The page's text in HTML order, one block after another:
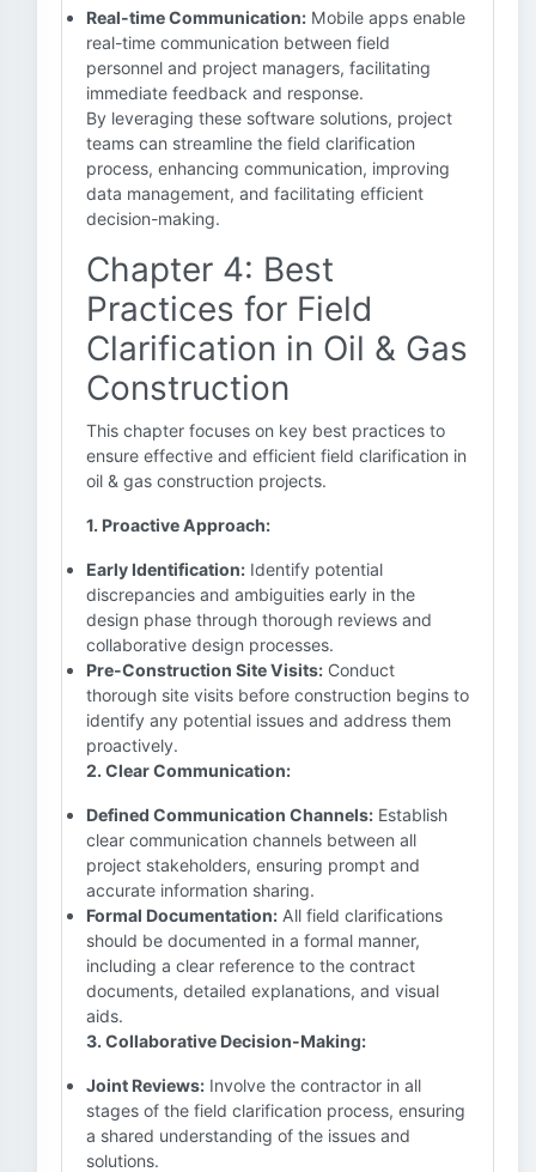
Real-time Communication: Mobile apps enable
real-time communication between field
personnel and project managers, facilitating
immediate feedback and response.
By leveraging these software solutions, project
teams can streamline the field clarification
process, enhancing communication, improving
data management, and facilitating efficient
decision-making.
Chapter 4: Best
Practices for Field
Clarification in Oil & Gas
Construction
This chapter focuses on key best practices to
ensure effective and efficient field clarification in
oil & gas construction projects.
1. Proactive Approach:
Early Identification: Identify potential
discrepancies and ambiguities early in the
design phase through thorough reviews and
collaborative design processes.
Pre-Construction Site Visits: Conduct
thorough site visits before construction begins to
identify any potential issues and address them
proactively.
2. Clear Communication:
Defined Communication Channels: Establish
clear communication channels between all
project stakeholders, ensuring prompt and
accurate information sharing.
Formal Documentation: All field clarifications
should be documented in a formal manner,
including a clear reference to the contract
documents, detailed explanations, and visual
aids.
3. Collaborative Decision-Making:
Joint Reviews: Involve the contractor in all
stages of the field clarification process, ensuring
a shared understanding of the issues and
solutions.